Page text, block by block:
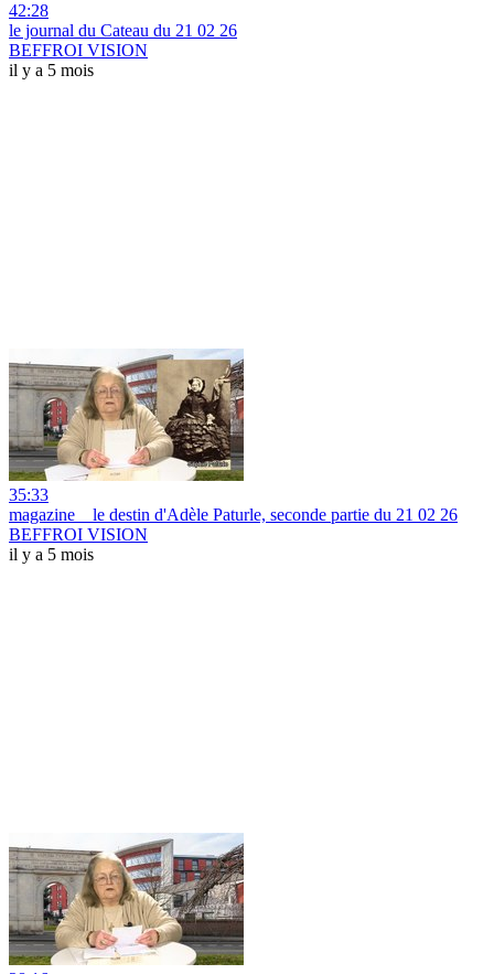
42:28
le journal du Cateau du 21 02 26
BEFFROI VISION
il y a 5 mois
35:33
magazine _ le destin d'Adèle Paturle, seconde partie du 21 02 26
BEFFROI VISION
il y a 5 mois